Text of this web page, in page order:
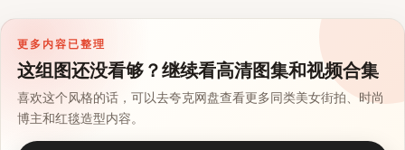
更多内容已整理
这组图还没看够？继续看高清图集和视频合集
喜欢这个风格的话，可以去夸克网盘查看更多同类美女街拍、时尚
博主和红毯造型内容。